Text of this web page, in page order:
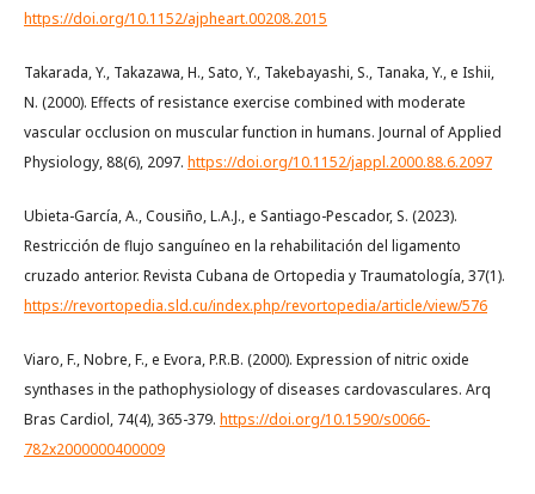
https://doi.org/10.1152/ajpheart.00208.2015
Takarada, Y., Takazawa, H., Sato, Y., Takebayashi, S., Tanaka, Y., e Ishii,
N. (2000). Effects of resistance exercise combined with moderate
vascular occlusion on muscular function in humans. Journal of Applied
Physiology, 88(6), 2097. https://doi.org/10.1152/jappl.2000.88.6.2097
Ubieta-García, A., Cousiño, L.A.J., e Santiago-Pescador, S. (2023).
Restricción de flujo sanguíneo en la rehabilitación del ligamento
cruzado anterior. Revista Cubana de Ortopedia y Traumatología, 37(1).
https://revortopedia.sld.cu/index.php/revortopedia/article/view/576
Viaro, F., Nobre, F., e Evora, P.R.B. (2000). Expression of nitric oxide
synthases in the pathophysiology of diseases cardovasculares. Arq
Bras Cardiol, 74(4), 365-379. https://doi.org/10.1590/s0066-
782x2000000400009